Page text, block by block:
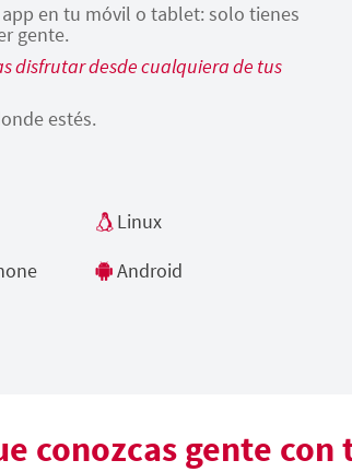
en tu móvil o tablet: solo tienes
gente.
disfrutar desde cualquiera de tus
estés.
Linux
Android
conozcas gente